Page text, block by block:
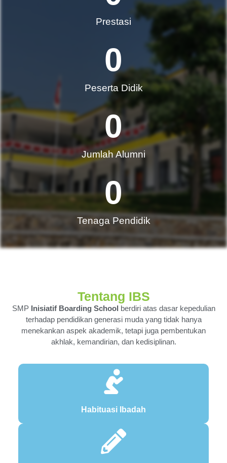
Prestasi
0
Peserta Didik
0
Jumlah Alumni​
0
Tenaga Pendidik
Tentang IBS
SMP Inisiatif Boarding School berdiri atas dasar kepedulian
terhadap pendidikan generasi muda yang tidak hanya
menekankan aspek akademik, tetapi juga pembentukan
akhlak, kemandirian, dan kedisiplinan.
Habituasi Ibadah